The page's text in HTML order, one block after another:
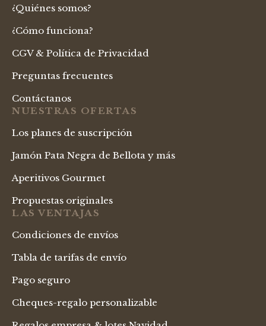
¿Quiénes somos?
¿Cómo funciona?
CGV & Política de Privacidad
Preguntas frecuentes
Contáctanos
NUESTRAS OFERTAS
Los planes de suscripción
Jamón Pata Negra de Bellota y más
Aperitivos Gourmet
Propuestas originales
LAS VENTAJAS
Condiciones de envíos
Tabla de tarifas de envío
Pago seguro
Cheques-regalo personalizable